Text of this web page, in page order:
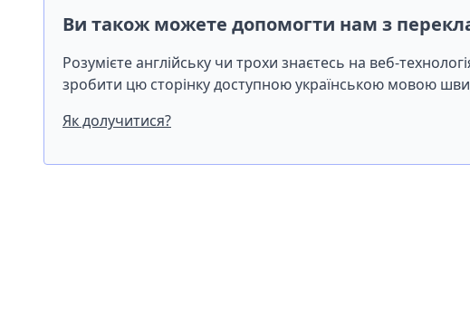
Ви також можете допомогти нам з
Розумієте англійську чи трохи знаєтесь на веб-
зробити цю сторінку доступною українською мовою
Як долучитися?